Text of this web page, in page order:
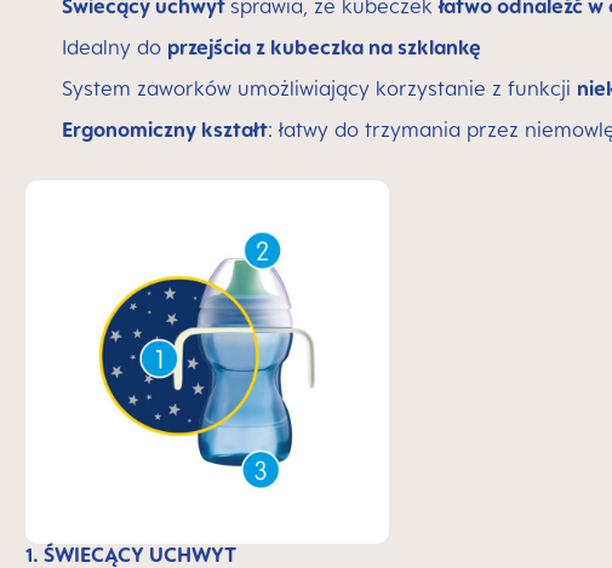
Świecący uchwyt sprawia, że kubeczekłatwo odnaleźć w
Idealny do przejścia z kubeczka na szklankę
System zaworków umożliwiający korzystanie z funkcji
Ergonomiczny kształt: łatwy do trzymania przez
1. ŚWIECĄCY UCHWYT